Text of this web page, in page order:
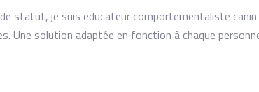
statut, je suis educateur comportementaliste canin
Une solution adaptée en fonction à chaque